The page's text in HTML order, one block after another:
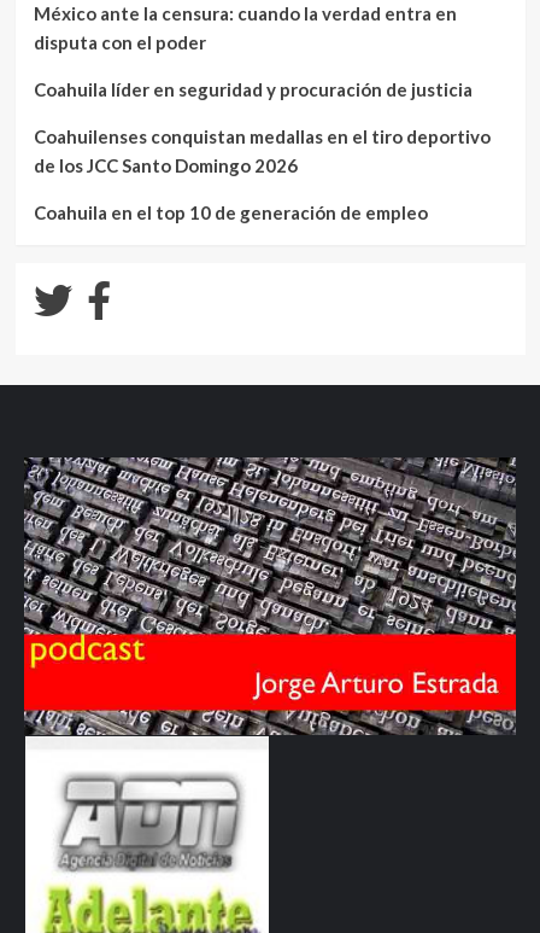
México ante la censura: cuando la verdad entra en
disputa con el poder
Coahuila líder en seguridad y procuración de justicia
Coahuilenses conquistan medallas en el tiro deportivo
de los JCC Santo Domingo 2026
Coahuila en el top 10 de generación de empleo